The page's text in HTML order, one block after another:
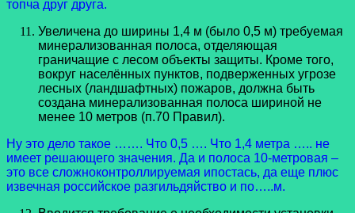
топча друг друга.
Увеличена до ширины 1,4 м (было 0,5 м) требуемая
минерализованная полоса, отделяющая
граничащие с лесом объекты защиты. Кроме того,
вокруг населённых пунктов, подверженных угрозе
лесных (ландшафтных) пожаров, должна быть
создана минерализованная полоса шириной не
менее 10 метров (п.70 Правил).
Ну это дело такое ……. Что 0,5 …. Что 1,4 метра ….. не
имеет решающего значения. Да и полоса 10-метровая –
это все сложноконтроллируемая ипостась, да еще плюс
извечная российское разгильдяйство и по…..м.